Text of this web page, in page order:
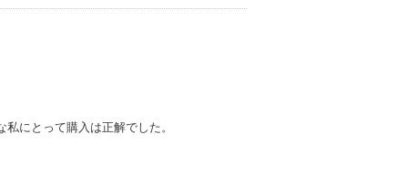
にとって購入は正解でした。